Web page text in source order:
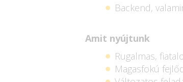
Backend,
Amit nyújtunk
Rugalmas,
Magasfokú